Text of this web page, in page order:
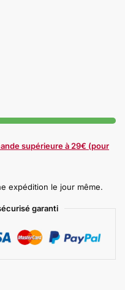
supérieure à 29€ (pour
expédition le jour même.
garanti